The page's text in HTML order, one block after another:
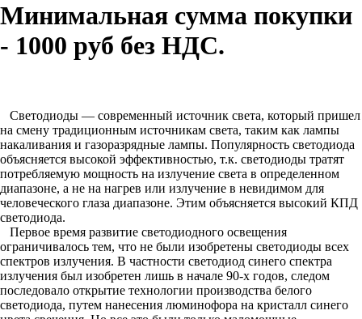
Минимальная сумма покупки
- 1000 руб без НДС.
Светодиоды — современный источник света, который пришел
на смену традиционным источникам света, таким как лампы
накаливания и газоразрядные лампы. Популярность светодиода
объясняется высокой эффективностью, т.к. светодиоды тратят
потребляемую мощность на излучение света в определенном
диапазоне, а не на нагрев или излучение в невидимом для
человеческого глаза диапазоне. Этим объясняется высокий КПД
светодиода.
Первое время развитие светодиодного освещения
ограничивалось тем, что не были изобретены светодиоды всех
спектров излучения. В частности светодиод синего спектра
излучения был изобретен лишь в начале 90-х годов, следом
последовало открытие технологии производства белого
светодиода, путем нанесения люминофора на кристалл синего